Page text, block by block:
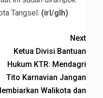
Tangsel. (irl/glh)
Next
Ketua Divisi Bantuan
Hukum KTR: Mendagri
Tito Karnavian Jangan
Walikota dan